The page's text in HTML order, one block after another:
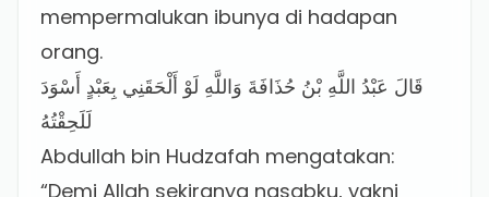
mempermalukan ibunya di hadapan
orang.
قَالَ عَبْدُ اللَّهِ بْنُ حُذَافَةَ وَاللَّهِ لَوْ أَلْحَقَنِي بِعَبْدٍ أَسْوَدَ
لَلَحِقْتُهُ
Abdullah bin Hudzafah mengatakan:
“Demi Allah sekiranya nasabku, yakni